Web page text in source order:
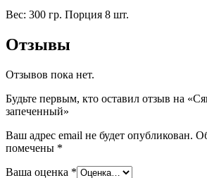
Вес: 300 гр. Порция 8 шт.
Отзывы
Отзывов пока нет.
Будьте первым, кто оставил отзыв на
запеченный»
Ваш адрес email не будет опубликован.
помечены *
Ваша оценка *